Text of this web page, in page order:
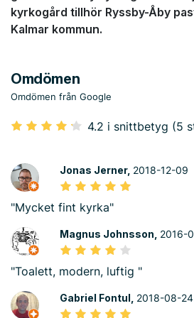
kyrkogård tillhör Ryssby-Åby
Kalmar kommun.
Omdömen
Omdömen från Google
4.2 i snittbetyg (5
Jonas Jerner, 2018-12-09
"Mycket fint kyrka"
Magnus Johnsson, 2016-
"Toalett, modern, luftig "
Gabriel Fontul, 2018-08-24